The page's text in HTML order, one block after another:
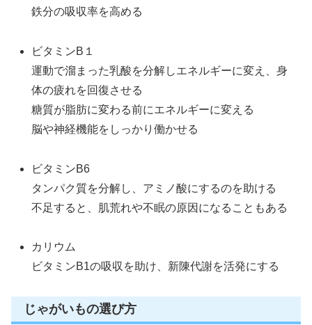
鉄分の吸収率を高める
ビタミンB１
運動で溜まった乳酸を分解しエネルギーに変え、身
体の疲れを回復させる
糖質が脂肪に変わる前にエネルギーに変える
脳や神経機能をしっかり働かせる
ビタミンB6
タンパク質を分解し、アミノ酸にするのを助ける
不足すると、肌荒れや不眠の原因になることもある
カリウム
ビタミンB1の吸収を助け、新陳代謝を活発にする
じゃがいもの選び方